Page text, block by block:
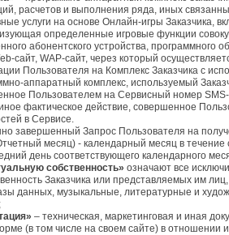
расчетов и выполнения ряда, иных
услуги на основе Онлайн-игры
определенные игровые функции
абонентского устройства, программного
сайт, WAP-сайт, через который
Пользователя на Комплекс Заказчика с
аппаратный комплекс, используемый
Пользователем на Сервисный номер
фактическое действие, совершенное
в Сервисе.
завершенный Запрос Пользователя на
месяц) - календарный месяц в
день соответствующего календарного
собственность» означают все
Заказчика или представляемых им
данных, музыкальные, литературные и
– техническая, маркетинговая и иная
(в том числе на своем сайте) в